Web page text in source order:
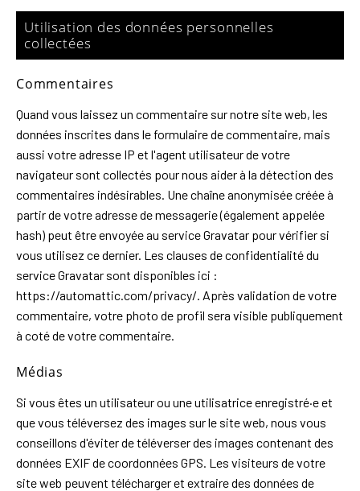
Utilisation des données personnelles
collectées
Commentaires
Quand vous laissez un commentaire sur notre site web, les
données inscrites dans le formulaire de commentaire, mais
aussi votre adresse IP et l'agent utilisateur de votre
navigateur sont collectés pour nous aider à la détection des
commentaires indésirables. Une chaîne anonymisée créée à
partir de votre adresse de messagerie (également appelée
hash) peut être envoyée au service Gravatar pour vérifier si
vous utilisez ce dernier. Les clauses de confidentialité du
service Gravatar sont disponibles ici :
https://automattic.com/privacy/. Après validation de votre
commentaire, votre photo de profil sera visible publiquement
à coté de votre commentaire.
Médias
Si vous êtes un utilisateur ou une utilisatrice enregistré·e et
que vous téléversez des images sur le site web, nous vous
conseillons d'éviter de téléverser des images contenant des
données EXIF de coordonnées GPS. Les visiteurs de votre
site web peuvent télécharger et extraire des données de